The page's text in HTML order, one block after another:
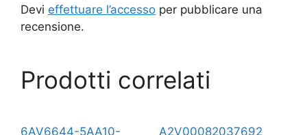
Devi effettuare l’accesso per pubblicare una
recensione.
Prodotti correlati
6AV6644-5AA10-
A2V00082037692